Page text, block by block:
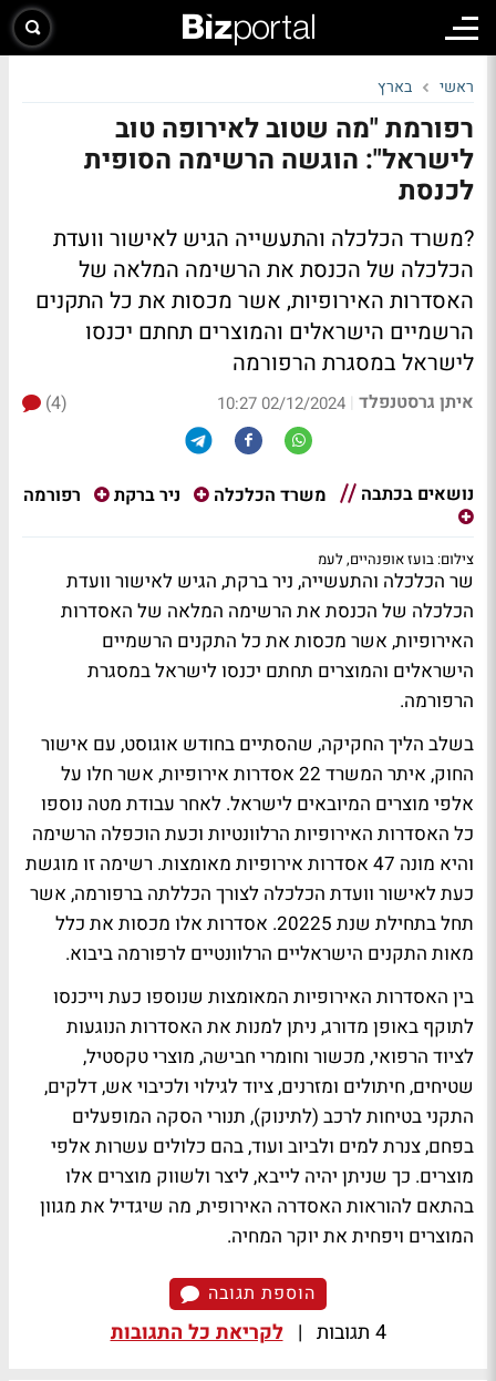
ראשי בארץ
רפורמת "מה שטוב לאירופה טוב
לישראל": הוגשה הרשימה הסופית
לכנסת
?משרד הכלכלה והתעשייה הגיש לאישור וועדת
הכלכלה של הכנסת את הרשימה המלאה של
האסדרות האירופיות, אשר מכסות את כל התקנים
הרשמיים הישראלים והמוצרים תחתם יכנסו
לישראל במסגרת הרפורמה
איתן גרסטנפלד |
02/12/2024 10:27
(4)
נושאים בכתבה משרד הכלכלה ניר ברקת רפורמה
צילום: בועז אופנהיים, לעמ
שר הכלכלה והתעשייה, ניר ברקת, הגיש לאישור וועדת
הכלכלה של הכנסת את הרשימה המלאה של האסדרות
האירופיות, אשר מכסות את כל התקנים הרשמיים
הישראלים והמוצרים תחתם יכנסו לישראל במסגרת
הרפורמה.
בשלב הליך החקיקה, שהסתיים בחודש אוגוסט, עם אישור
החוק, איתר המשרד 22 אסדרות אירופיות, אשר חלו על
אלפי מוצרים המיובאים לישראל. לאחר עבודת מטה נוספו
כל האסדרות האירופיות הרלוונטיות וכעת הוכפלה הרשימה
והיא מונה 47 אסדרות אירופיות מאומצות. רשימה זו מוגשת
כעת לאישור וועדת הכלכלה לצורך הכללתה ברפורמה, אשר
תחל בתחילת שנת 20225. אסדרות אלו מכסות את כלל
מאות התקנים הישראליים הרלוונטיים לרפורמה ביבוא.
בין האסדרות האירופיות המאומצות שנוספו כעת וייכנסו
לתוקף באופן מדורג, ניתן למנות את האסדרות הנוגעות
לציוד הרפואי, מכשור וחומרי חבישה, מוצרי טקסטיל,
שטיחים, חיתולים ומזרנים, ציוד לגילוי ולכיבוי אש, דלקים,
התקני בטיחות לרכב (לתינוק), תנורי הסקה המופעלים
בפחם, צנרת למים ולביוב ועוד, בהם כלולים עשרות אלפי
מוצרים. כך שניתן יהיה לייבא, ליצר ולשווק מוצרים אלו
בהתאם להוראות האסדרה האירופית, מה שיגדיל את מגוון
המוצרים ויפחית את יוקר המחיה.
הוספת תגובה
4 תגובות | לקריאת כל התגובות